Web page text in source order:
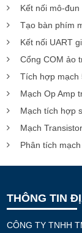
Kết nối mô-
Tạo bàn phím
Kết nối UART
Cổng COM ảo
Tích hợp mạch
Mạch Op Amp
Mạch tích hợp
Mạch
Phân tích
THÔNG TIN
CÔNG TY TNHH